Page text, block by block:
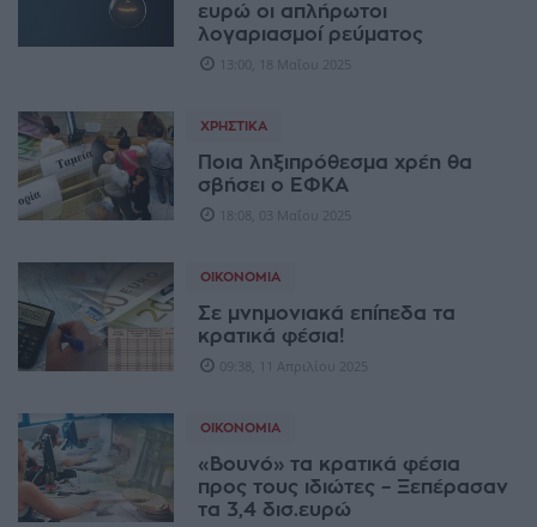
ευρώ οι απλήρωτοι
λογαριασμοί ρεύματος
13:00, 18 Μαΐου 2025
ΧΡΗΣΤΙΚΆ
Ποια ληξιπρόθεσμα χρέη θα
σβήσει ο ΕΦΚΑ
18:08, 03 Μαΐου 2025
ΟΙΚΟΝΟΜΊΑ
Σε μνημονιακά επίπεδα τα
κρατικά φέσια!
09:38, 11 Απριλίου 2025
ΟΙΚΟΝΟΜΊΑ
«Βουνό» τα κρατικά φέσια
προς τους ιδιώτες – Ξεπέρασαν
τα 3,4 δισ.ευρώ